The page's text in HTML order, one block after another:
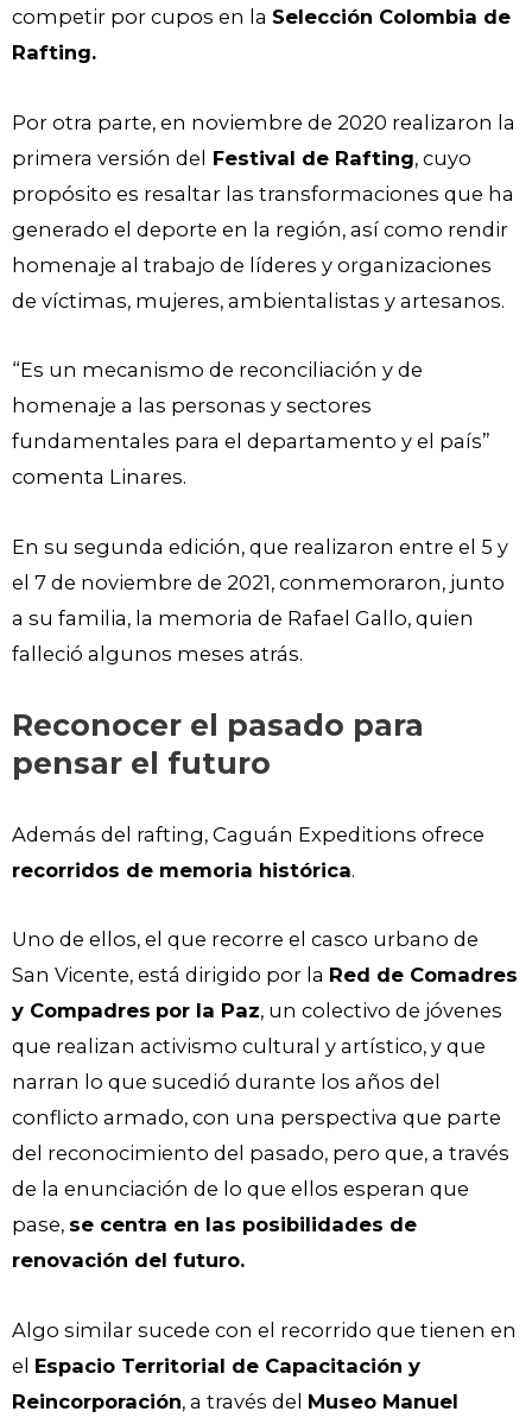
competir por cupos en la Selección Colombia de
Rafting.
Por otra parte, en noviembre de 2020 realizaron la
primera versión del Festival de Rafting, cuyo
propósito es resaltar las transformaciones que ha
generado el deporte en la región, así como rendir
homenaje al trabajo de líderes y organizaciones
de víctimas, mujeres, ambientalistas y artesanos.
“Es un mecanismo de reconciliación y de
homenaje a las personas y sectores
fundamentales para el departamento y el país”
comenta Linares.
En su segunda edición, que realizaron entre el 5 y
el 7 de noviembre de 2021, conmemoraron, junto
a su familia, la memoria de Rafael Gallo, quien
falleció algunos meses atrás.
Reconocer el pasado para
pensar el futuro
Además del rafting, Caguán Expeditions ofrece
recorridos de memoria histórica.
Uno de ellos, el que recorre el casco urbano de
San Vicente, está dirigido por la Red de Comadres
y Compadres por la Paz, un colectivo de jóvenes
que realizan activismo cultural y artístico, y que
narran lo que sucedió durante los años del
conflicto armado, con una perspectiva que parte
del reconocimiento del pasado, pero que, a través
de la enunciación de lo que ellos esperan que
pase, se centra en las posibilidades de
renovación del futuro.
Algo similar sucede con el recorrido que tienen en
el Espacio Territorial de Capacitación y
Reincorporación, a través del Museo Manuel